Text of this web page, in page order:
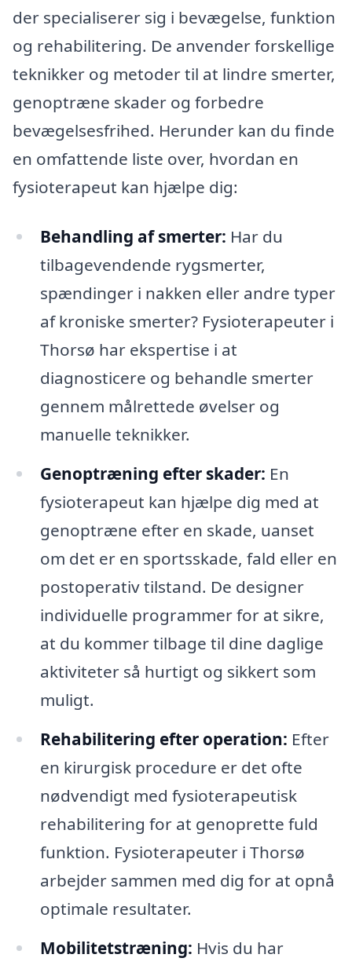
der specialiserer sig i bevægelse, funktion
og rehabilitering. De anvender forskellige
teknikker og metoder til at lindre smerter,
genoptræne skader og forbedre
bevægelsesfrihed. Herunder kan du finde
en omfattende liste over, hvordan en
fysioterapeut kan hjælpe dig:
Behandling af smerter: Har du
tilbagevendende rygsmerter,
spændinger i nakken eller andre typer
af kroniske smerter? Fysioterapeuter i
Thorsø har ekspertise i at
diagnosticere og behandle smerter
gennem målrettede øvelser og
manuelle teknikker.
Genoptræning efter skader: En
fysioterapeut kan hjælpe dig med at
genoptræne efter en skade, uanset
om det er en sportsskade, fald eller en
postoperativ tilstand. De designer
individuelle programmer for at sikre,
at du kommer tilbage til dine daglige
aktiviteter så hurtigt og sikkert som
muligt.
Rehabilitering efter operation: Efter
en kirurgisk procedure er det ofte
nødvendigt med fysioterapeutisk
rehabilitering for at genoprette fuld
funktion. Fysioterapeuter i Thorsø
arbejder sammen med dig for at opnå
optimale resultater.
Mobilitetstræning: Hvis du har